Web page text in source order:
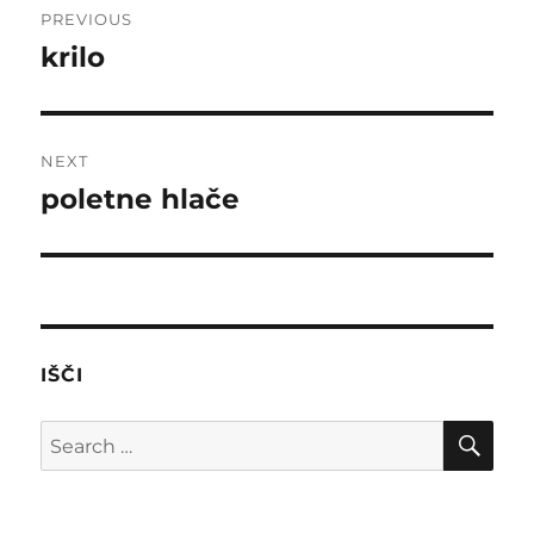
navigation
PREVIOUS
Previous
krilo
NEXT
Next
poletne hlače
IŠČI
Search
for: